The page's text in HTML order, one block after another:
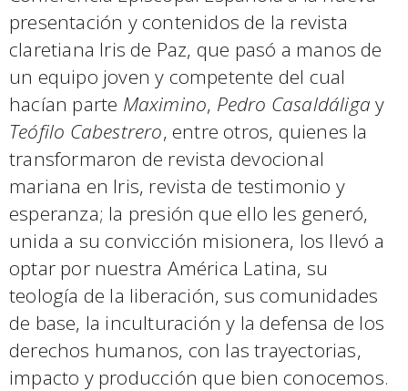
presentación y contenidos de la revista
claretiana Iris de Paz, que pasó a manos de
un equipo joven y competente del cual
hacían parte Maximino, Pedro Casaldáliga y
Teófilo Cabestrero, entre otros, quienes la
transformaron de revista devocional
mariana en Iris, revista de testimonio y
esperanza; la presión que ello les generó,
unida a su convicción misionera, los llevó a
optar por nuestra América Latina, su
teología de la liberación, sus comunidades
de base, la inculturación y la defensa de los
derechos humanos, con las trayectorias,
impacto y producción que bien conocemos.